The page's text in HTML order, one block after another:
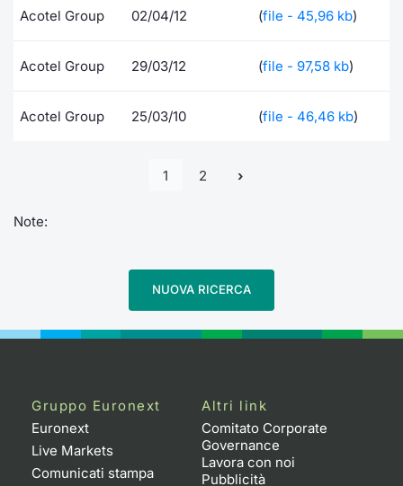
Acotel Group 02/04/12 (file - 45,96 kb)
Acotel Group 29/03/12 (file - 97,58 kb)
Acotel Group 25/03/10 (file - 46,46 kb)
1 2
Note:
NUOVA RICERCA
Gruppo Euronext
Euronext
Live Markets
Comunicati stampa
Altri link
Comitato Corporate
Governance
Lavora con noi
Pubblicità